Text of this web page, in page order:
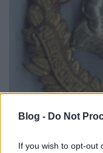
Blog - Do Not
If you wish to opt-out